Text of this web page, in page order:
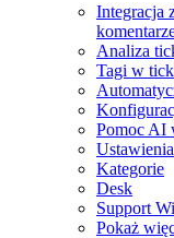
Integracja
Analiza
Tagi w
Pomoc AI
Kategorie
Desk
Support
Pokaż